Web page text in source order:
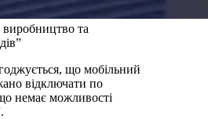
та
що мобільний
відключати по
немає можливості